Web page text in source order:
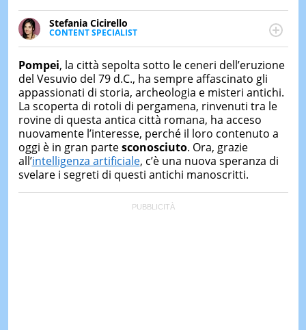
DI
Stefania Cicirello
CONTENT SPECIALIST
Content writer, video editor e fotografa, ha
conseguito un Master in Digital & Social Media
Marketing. Scrive articoli in ottica SEO e realizza
contenuti per social media, con focus su Costume &
Società, Moda e Bellezza.
Pompei, la città sepolta sotto le ceneri dell’eruzione
del Vesuvio del 79 d.C., ha sempre affascinato gli
appassionati di storia, archeologia e misteri antichi.
La scoperta di rotoli di pergamena, rinvenuti tra le
rovine di questa antica città romana, ha acceso
nuovamente l’interesse, perché il loro contenuto a
oggi è in gran partesconosciuto. Ora, grazie
all’intelligenza artificiale, c’è una nuova speranza di
svelare i segreti di questi antichi manoscritti.